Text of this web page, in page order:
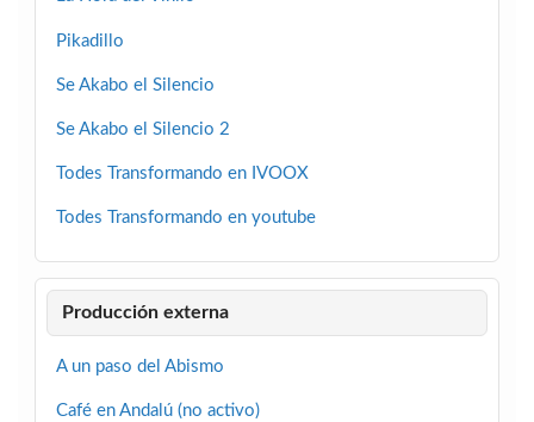
Pikadillo
Se Akabo el Silencio
Se Akabo el Silencio 2
Todes Transformando en IVOOX
Todes Transformando en youtube
Producción externa
A un paso del Abismo
Café en Andalú (no activo)